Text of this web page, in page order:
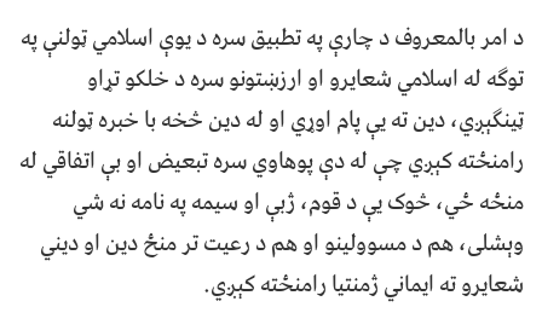
د امر بالمعروف د چارې په تطبیق سره د یوې اسلامي ټولنې په
توګه له اسلامي شعایرو او ارزښتونو سره د خلکو تړاو
ټینګېږي، دین ته یې پام اوړي او له دین څخه با خبره ټولنه
رامنځته کېږي چې له دې پوهاوي سره تبعیض او بې اتفاقي له
منځه ځي، څوک یې د قوم، ژبې او سیمه په نامه نه شي
وېشلی، هم د مسوولینو او هم د رعیت تر منځ دین او دیني
شعایرو ته ایماني ژمنتیا رامنځته کېږي.